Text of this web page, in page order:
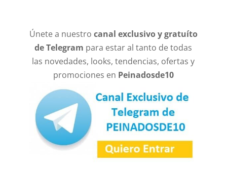
Únete a nuestro canal exclusivo y gratuíto
de Telegram para estar al tanto de todas
las novedades, looks, tendencias, ofertas y
promociones en Peinadosde10